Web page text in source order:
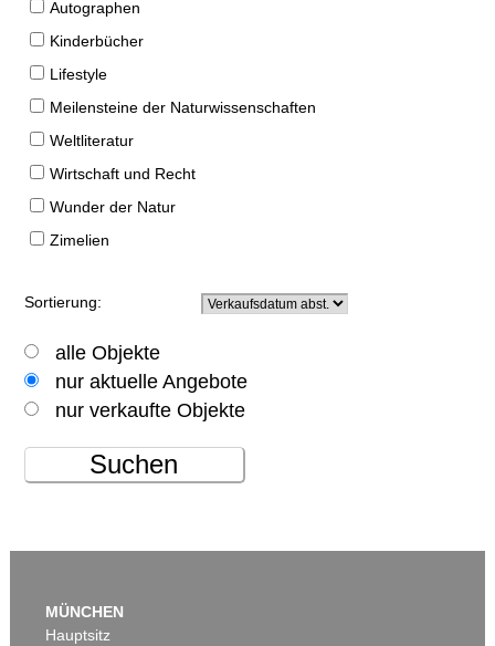
Autographen
Kinderbücher
Lifestyle
Meilensteine der Naturwissenschaften
Weltliteratur
Wirtschaft und Recht
Wunder der Natur
Zimelien
Sortierung:
alle Objekte
nur aktuelle Angebote
nur verkaufte Objekte
Suchen
MÜNCHEN
Hauptsitz